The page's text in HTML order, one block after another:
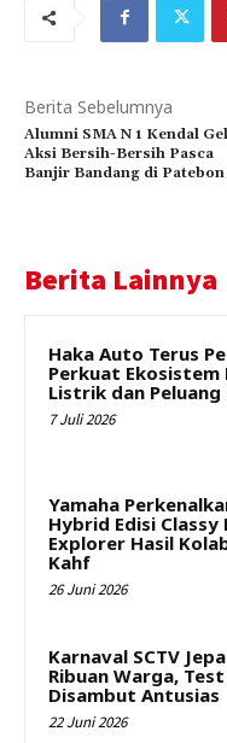
Berita Sebelumnya
Alumni SMA N 1 Kendal
Aksi Bersih-Bersih Pasca
Banjir Bandang di Patebon
Berita Lainnya
Haka Auto Terus
Perkuat Ekosistem
Listrik dan Peluang
7 Juli 2026
Yamaha
Hybrid Edisi Classy
Explorer Hasil
Kahf
26 Juni 2026
Karnaval SCTV
Ribuan Warga,
Disambut Antusias
22 Juni 2026